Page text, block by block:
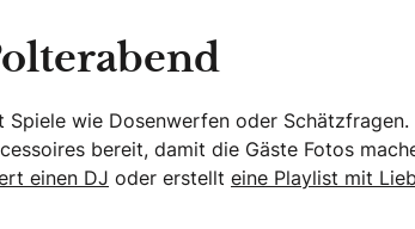
Spiele wie Dosenwerfen oder Schätzfragen.
bereit, damit die Gäste Fotos
einen DJ oder erstellt eine Playlist mit